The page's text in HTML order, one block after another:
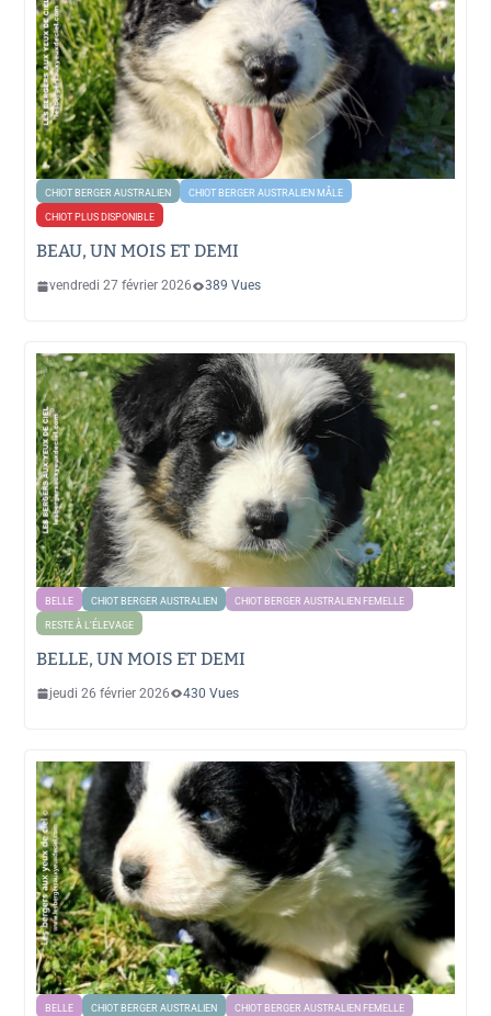
CHIOT BERGER AUSTRALIEN CHIOT BERGER AUSTRALIEN MÂLE
CHIOT PLUS DISPONIBLE
BEAU, UN MOIS ET DEMI
vendredi 27 février 2026 389 Vues
BELLE CHIOT BERGER AUSTRALIEN CHIOT BERGER AUSTRALIEN FEMELLE
RESTE À L'ÉLEVAGE
BELLE, UN MOIS ET DEMI
jeudi 26 février 2026 430 Vues
BELLE CHIOT BERGER AUSTRALIEN CHIOT BERGER AUSTRALIEN FEMELLE